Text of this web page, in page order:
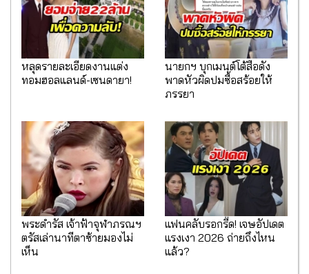
หลุดรายละเอียดงานแต่ง
ทอมฮอลแลนด์-เซนดายา!
นายกฯ บุกเมนต์โต้สื่อดัง
พาดหัวผิดปมซื้อสร้อยให้
ภรรยา
พระดำรัส เจ้าฟ้าจุฬาภรณฯ
ตรัสเล่านาทีตาซ้ายมองไม่
เห็น
แฟนคลับรอกรี๊ด! เจษอัปเดต
แรงเงา 2026 ถ่ายถึงไหน
แล้ว?